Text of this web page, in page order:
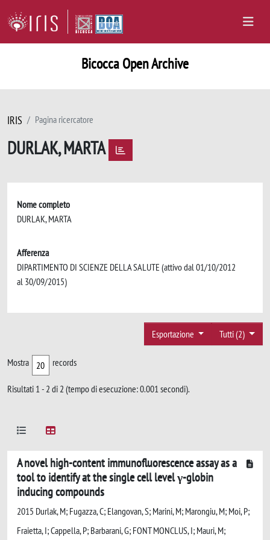
Bicocca Open Archive
IRIS Pagina ricercatore
DURLAK, MARTA
Nome completo
DURLAK, MARTA
Afferenza
DIPARTIMENTO DI SCIENZE DELLA SALUTE (attivo dal 01/10/2012
al 30/09/2015)
Tutti (2)
Esportazione
Mostra records
Risultati 1 - 2 di 2 (tempo di esecuzione: 0.001 secondi).
A novel high-content immunofluorescence assay as a
tool to identify at the single cell level γ-globin
inducing compounds
2015 Durlak, M; Fugazza, C; Elangovan, S; Marini, M; Marongiu, M; Moi, P;
Fraietta, I; Cappella, P; Barbarani, G; FONT MONCLUS, I; Mauri, M;